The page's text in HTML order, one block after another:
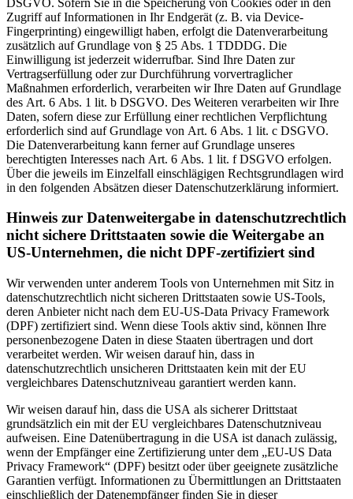
Zugriff auf Informationen in Ihr Endgerät (z. B. via Device-
Fingerprinting) eingewilligt haben, erfolgt die Datenverarbeitung
zusätzlich auf Grundlage von § 25 Abs. 1 TDDDG. Die
Einwilligung ist jederzeit widerrufbar. Sind Ihre Daten zur
Vertragserfüllung oder zur Durchführung vorvertraglicher
Maßnahmen erforderlich, verarbeiten wir Ihre Daten auf Grundlage
des Art. 6 Abs. 1 lit. b DSGVO. Des Weiteren verarbeiten wir Ihre
Daten, sofern diese zur Erfüllung einer rechtlichen Verpflichtung
erforderlich sind auf Grundlage von Art. 6 Abs. 1 lit. c DSGVO.
Die Datenverarbeitung kann ferner auf Grundlage unseres
berechtigten Interesses nach Art. 6 Abs. 1 lit. f DSGVO erfolgen.
Über die jeweils im Einzelfall einschlägigen Rechtsgrundlagen wird
in den folgenden Absätzen dieser Datenschutzerklärung informiert.
Hinweis zur Datenweitergabe in datenschutzrechtlich
nicht sichere Drittstaaten sowie die Weitergabe an
US-Unternehmen, die nicht DPF-zertifiziert sind
Wir verwenden unter anderem Tools von Unternehmen mit Sitz in
datenschutzrechtlich nicht sicheren Drittstaaten sowie US-Tools,
deren Anbieter nicht nach dem EU-US-Data Privacy Framework
(DPF) zertifiziert sind. Wenn diese Tools aktiv sind, können Ihre
personenbezogene Daten in diese Staaten übertragen und dort
verarbeitet werden. Wir weisen darauf hin, dass in
datenschutzrechtlich unsicheren Drittstaaten kein mit der EU
vergleichbares Datenschutzniveau garantiert werden kann.
Wir weisen darauf hin, dass die USA als sicherer Drittstaat
grundsätzlich ein mit der EU vergleichbares Datenschutzniveau
aufweisen. Eine Datenübertragung in die USA ist danach zulässig,
wenn der Empfänger eine Zertifizierung unter dem „EU-US Data
Privacy Framework“ (DPF) besitzt oder über geeignete zusätzliche
Garantien verfügt. Informationen zu Übermittlungen an Drittstaaten
einschließlich der Datenempfänger finden Sie in dieser